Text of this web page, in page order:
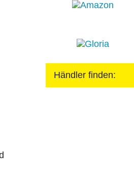
Händler finden: